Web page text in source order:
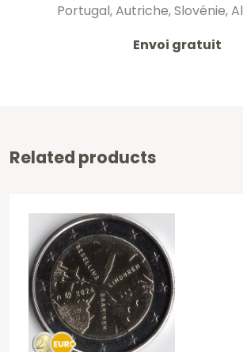
Portugal, Autriche, Slovénie,
Envoi gratuit
Related products